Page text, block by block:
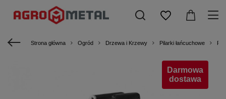
Strona główna Ogród Drzewa i Krzewy Pilarki łańcuchowe
Darmowa
dostawa